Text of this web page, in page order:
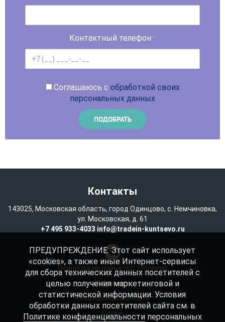
Контактный телефон *
Соглашаюсь с обработкой своих
персональных данных
Контакты
143025, Московская область, город Одинцово, с. Немчиновка,
ул. Московская, д. 61
+7 495 933-4033 info@tradein-kuntsevo.ru
Подписка на новые поступления
Избранное
Конфиденциальность
Cookie
ПРЕДУПРЕЖДЕНИЕ: Этот сайт использует
«cookies», а также иные Интернет-сервисы
для сбора технических данных посетителей с
целью получения маркетинговой и
статистической информации. Условия
обработки данных посетителей сайта см. в
Политике конфиденциальностиперсональных